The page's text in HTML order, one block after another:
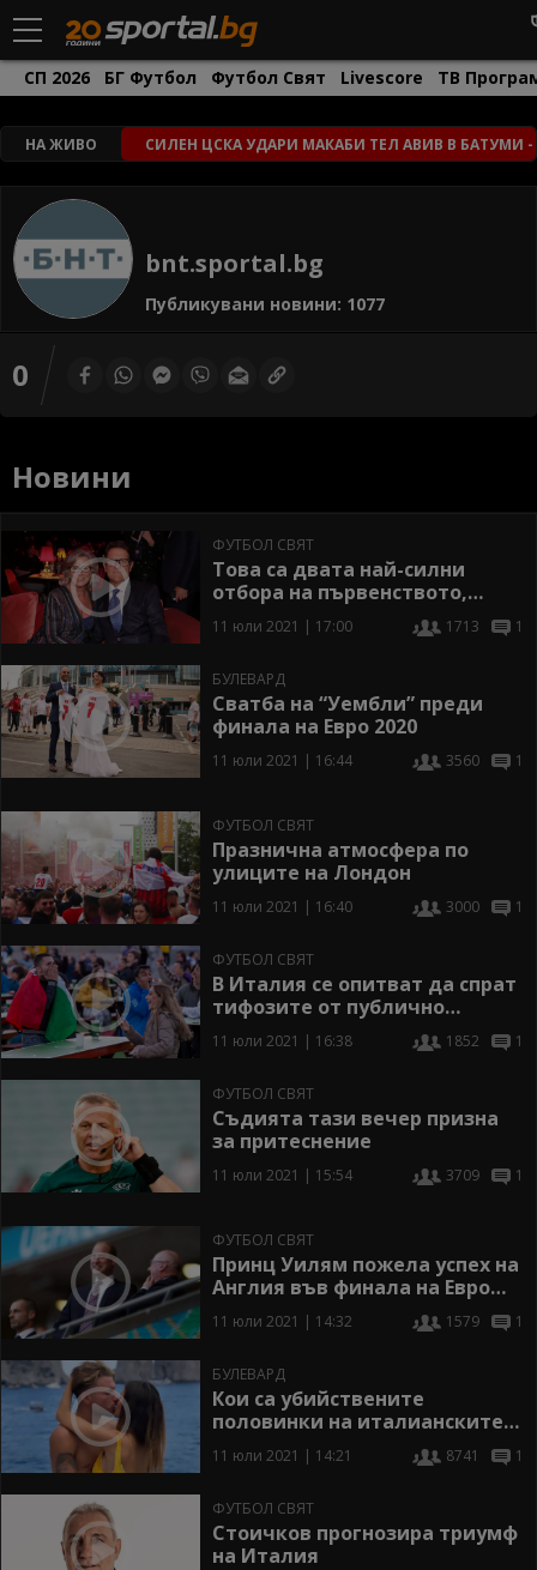
СП 2026 БГ Футбол Футбол Свят Livescore ТВ
НА ЖИВО СИЛЕН ЦСКА УДАРИ МАКАБИ ТЕЛ АВИВ В БАТУМИ
bnt.sportal.bg
Публикувани новини: 1077
0
Новини
ФУТБОЛ СВЯТ
Това са двата най-силни
отбора на първенството,
смята Капело
11 юли 2021 | 17:00 1713 1
БУЛЕВАРД
Сватба на “Уембли” преди
финала на Евро 2020
11 юли 2021 | 16:44 3560 1
ФУТБОЛ СВЯТ
Празнична атмосфера по
улиците на Лондон
11 юли 2021 | 16:40 3000 1
ФУТБОЛ СВЯТ
В Италия се опитват да спрат
тифозите от публично
гледане на мача
11 юли 2021 | 16:38 1852 1
ФУТБОЛ СВЯТ
Съдията тази вечер призна
за притеснение
11 юли 2021 | 15:54 3709 1
ФУТБОЛ СВЯТ
Принц Уилям пожела успех на
Англия във финала на Евро
2020
11 юли 2021 | 14:32 1579 1
БУЛЕВАРД
Кои са убийствените
половинки на италианските
национали
11 юли 2021 | 14:21 8741 1
ФУТБОЛ СВЯТ
Стоичков прогнозира триумф
на Италия